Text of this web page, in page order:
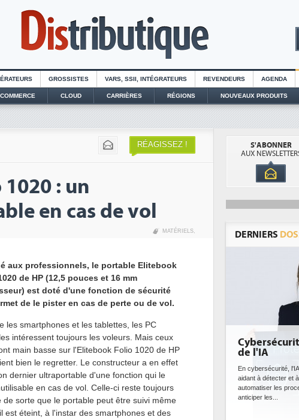
GROSSISTES VARS, SSII, INTÉGRATEURS REVENDEURS AGENDA
CLOUD CARRIÈRES RÉGIONS NOUVEAUX PRODUITS
RÉAGISSEZ !
: un
en cas de vol
MATÉRIELS,
aux professionnels, le portable Elitebook
de HP (12,5 pouces et 16 mm
est doté d'une fonction de sécurité
de le pister en cas de perte ou de vol.
les smartphones et les tablettes, les PC
intéressent toujours les voleurs. Mais ceux
main basse sur l'Elitebook Folio 1020 de HP
bien le regretter. Le constructeur a en effet
dernier ultraportable d'une fonction qui le
en cas de vol. Celle-ci reste toujours
de sorte que le portable peut être suivi même
est éteint, à l'instar des smartphones et des
S'ABONNER
AUX
DERNIERS
Cybersécurité, le double
de l'IA
En cybersécurité, l'IA joue un double rôle : le
aidant à détecter et à prévenir les menaces, à
automatiser les processus de sécurité, à
anticiper les...